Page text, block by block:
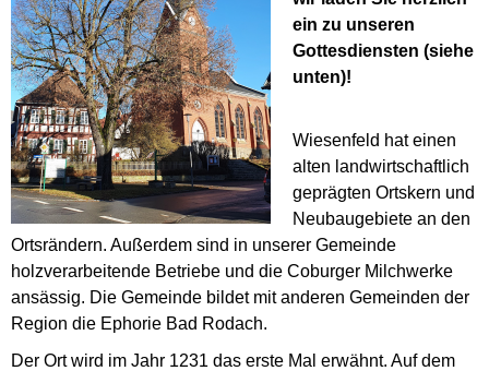
ein zu unseren
Gottesdiensten (siehe
unten)!
Wiesenfeld hat einen
alten landwirtschaftlich
geprägten Ortskern und
Neubaugebiete an den
Ortsrändern. Außerdem sind in unserer Gemeinde
holzverarbeitende Betriebe und die Coburger Milchwerke
ansässig. Die Gemeinde bildet mit anderen Gemeinden der
Region die Ephorie Bad Rodach.
Der Ort wird im Jahr 1231 das erste Mal erwähnt. Auf dem